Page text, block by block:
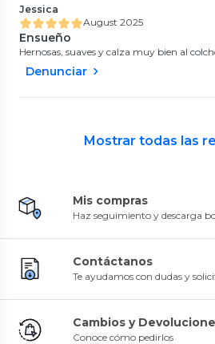
Jessica
August 2025
Ensueño
Hernosas, suaves y calza muy bien al
Denunciar
Mostrar todas las
Mis compras
Haz seguimiento y descarga
Contáctanos
Te ayudamos con dudas y
Cambios y
Conoce cómo pedirlos